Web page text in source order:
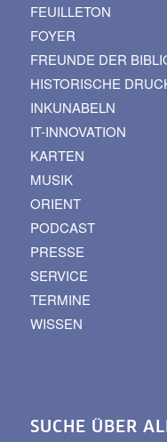
FEUILLETON
FOYER
FREUNDE DER
HISTORISCHE
INKUNABELN
IT-INNOVATION
KARTEN
MUSIK
ORIENT
PODCAST
PRESSE
SERVICE
TERMINE
WISSEN
SUCHE ÜBER